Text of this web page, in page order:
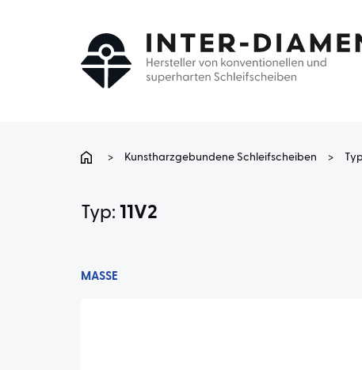
> Kunstharzgebundene Schleifscheiben >
Typ: 11V2
MASSE